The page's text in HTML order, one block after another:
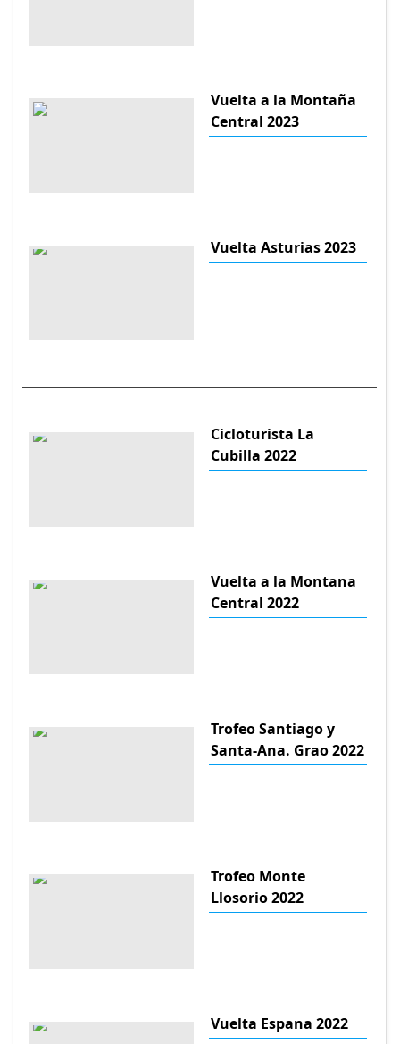
Vuelta a la Montaña
Central 2023
Vuelta Asturias 2023
Cicloturista La
Cubilla 2022
Vuelta a la Montana
Central 2022
Trofeo Santiago y
Santa-Ana. Grao 2022
Trofeo Monte
Llosorio 2022
Vuelta Espana 2022